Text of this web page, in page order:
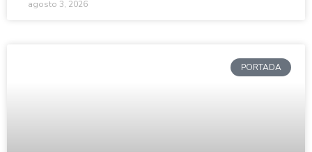
agosto 3, 2026
PORTADA